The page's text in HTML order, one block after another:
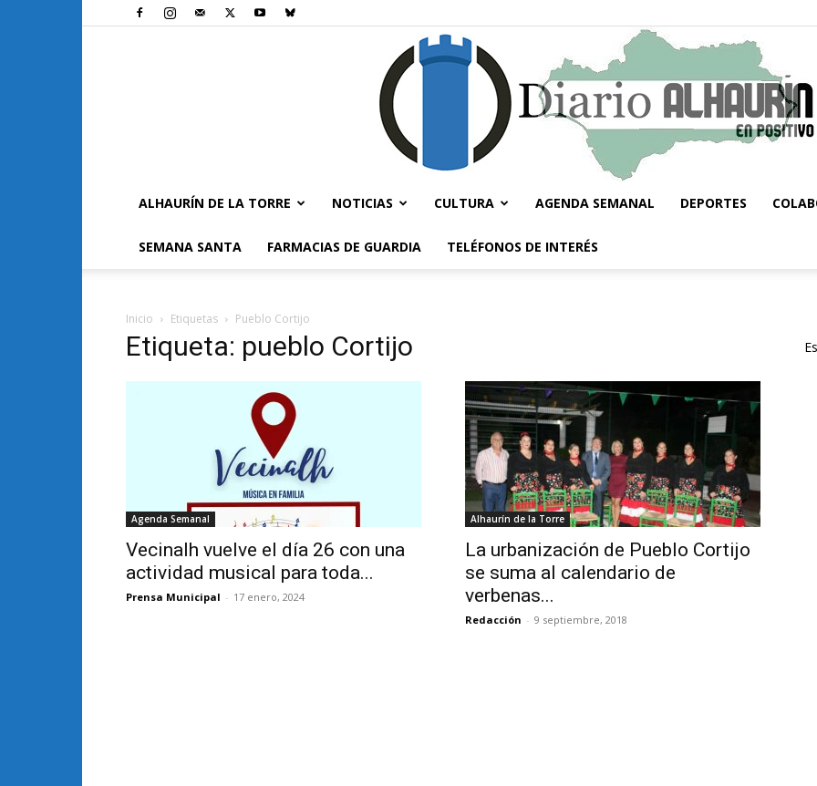
ALHAURÍN DE LA TORRE NOTICIAS CULTURA AGENDA SEMANAL DEPORTES
SEMANA SANTA FARMACIAS DE GUARDIA TELÉFONOS DE INTERÉS
Inicio Etiquetas Pueblo Cortijo
Etiqueta: pueblo Cortijo
Agenda Semanal
Vecinalh vuelve el día 26 con una
actividad musical para toda...
Prensa Municipal - 17 enero, 2024
Alhaurín de la Torre
La urbanización de Pueblo Cortijo
se suma al calendario de
verbenas...
Redacción - 9 septiembre, 2018